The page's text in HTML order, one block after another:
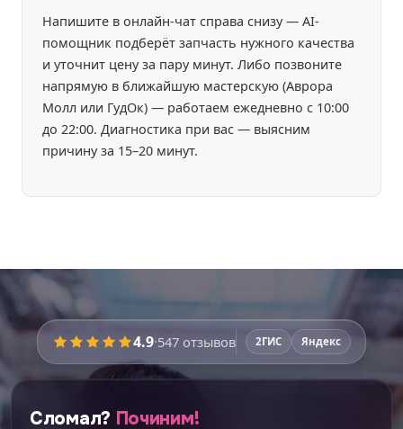
Напишите в онлайн-чат справа снизу — AI-
помощник подберёт запчасть нужного качества
и уточнит цену за пару минут. Либо позвоните
напрямую в ближайшую мастерскую (Аврора
Молл или ГудОк) — работаем ежедневно с 10:00
до 22:00. Диагностика при вас — выясним
причину за 15–20 минут.
Время работы:
Перед ремонтом мастерпокажет запчасти
вживуюи расскажет про плюсы и минусы
Никаких этапов не пропустим:
4.9·547 отзывов 2ГИС Яндекс
Сломал? Починим!